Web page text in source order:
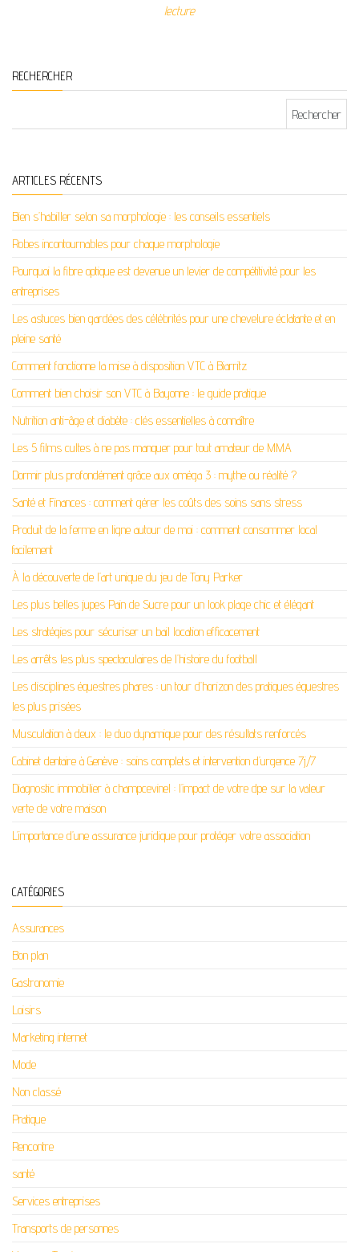
lecture
RECHERCHER
ARTICLES RÉCENTS
Bien s’habiller selon sa morphologie : les conseils essentiels
Robes incontournables pour chaque morphologie
Pourquoi la fibre optique est devenue un levier de compétitivité pour les
entreprises
Les astuces bien gardées des célébrités pour une chevelure éclatante et en
pleine santé
Comment fonctionne la mise à disposition VTC à Biarritz
Comment bien choisir son VTC à Bayonne : le guide pratique
Nutrition anti-âge et diabète : clés essentielles à connaître
Les 5 films cultes à ne pas manquer pour tout amateur de MMA
Dormir plus profondément grâce aux oméga 3 : mythe ou réalité ?
Santé et Finances : comment gérer les coûts des soins sans stress
Produit de la ferme en ligne autour de moi : comment consommer local
facilement
À la découverte de l’art unique du jeu de Tony Parker
Les plus belles jupes Pain de Sucre pour un look plage chic et élégant
Les stratégies pour sécuriser un bail location efficacement
Les arrêts les plus spectaculaires de l’histoire du football
Les disciplines équestres phares : un tour d’horizon des pratiques équestres
les plus prisées
Musculation à deux : le duo dynamique pour des résultats renforcés
Cabinet dentaire à Genève : soins complets et intervention d’urgence 7j/7
Diagnostic immobilier à champcevinel : l’impact de votre dpe sur la valeur
verte de votre maison
L’importance d’une assurance juridique pour protéger votre association
CATÉGORIES
Assurances
Bon plan
Gastronomie
Loisirs
Marketing internet
Mode
Non classé
Pratique
Rencontre
santé
Services entreprises
Transports de personnes